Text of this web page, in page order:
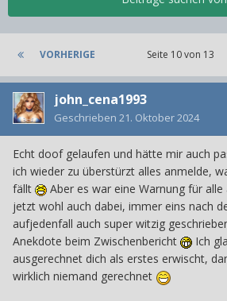
VORHERIGE Seite 10 von 13
john_cena1993
Geschrieben 21. Oktober 2024
Echt doof gelaufen und hätte mir auch
ich wieder zu überstürzt alles anmelde,
fällt
Aber es war eine Warnung für
jetzt wohl auch dabei, immer eins nach
aufjedenfall auch super witzig
Anekdote beim Zwischenbericht
Ich
ausgerechnet dich als erstes erwischt,
wirklich niemand gerechnet